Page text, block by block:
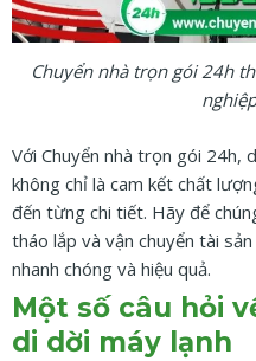
Chuyển nhà trọn gói 24h
Với Chuyển nhà trọn gói 24h,
không chỉ là cam kết chất
đến từng chi tiết. Hãy để
tháo lắp và vận chuyển tài
nhanh chóng và hiệu quả.
Một số câu hỏi
di dời máy lạnh